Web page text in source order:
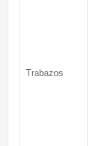
Trabazos